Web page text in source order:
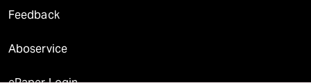
Feedback
Aboservice